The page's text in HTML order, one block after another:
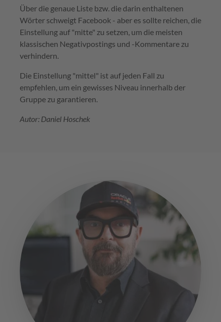
Über die genaue Liste bzw. die darin enthaltenen
Wörter schweigt Facebook - aber es sollte reichen, die
Einstellung auf "mitte" zu setzen, um die meisten
klassischen Negativpostings und -Kommentare zu
verhindern.
Die Einstellung "mittel" ist auf jeden Fall zu
empfehlen, um ein gewisses Niveau innerhalb der
Gruppe zu garantieren.
Autor: Daniel Hoschek